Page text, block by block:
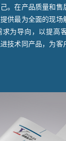
。在产品质量和
供最为全面的现
为导向，以提高
技术同产品，为